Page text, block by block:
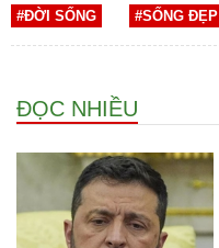
#ĐỜI SỐNG #SỐNG ĐẸP
ĐỌC NHIỀU